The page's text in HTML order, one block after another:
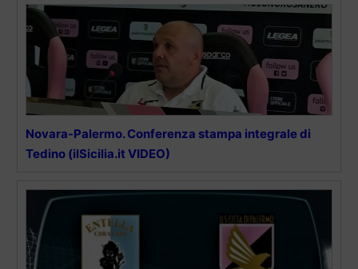
Novara-Palermo. Conferenza stampa integrale di
Tedino (ilSicilia.it VIDEO)